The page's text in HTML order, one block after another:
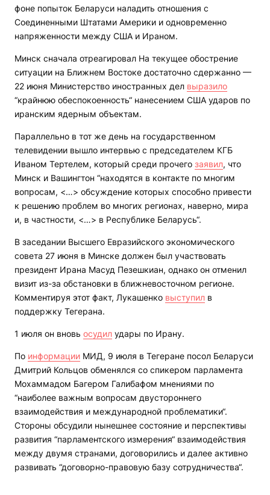
фоне попыток Беларуси наладить отношения с
Соединенными Штатами Америки и одновременно
напряженности между США и Ираном.
Минск сначала отреагировал На текущее обострение
ситуации на Ближнем Востоке достаточно сдержанно —
22 июня Министерство иностранных дел выразило
“крайнюю обеспокоенность“ нанесением США ударов по
иранским ядерным объектам.
Параллельно в тот же день на государственном
телевидении вышло интервью с председателем КГБ
Иваном Тертелем, который среди прочего заявил, что
Минск и Вашингтон “находятся в контакте по многим
вопросам, <…> обсуждение которых способно привести
к решению проблем во многих регионах, наверно, мира
и, в частности, <…> в Республике Беларусь“.
В заседании Высшего Евразийского экономического
совета 27 июня в Минске должен был участвовать
президент Ирана Масуд Пезешкиан, однако он отменил
визит из-за обстановки в ближневосточном регионе.
Комментируя этот факт, Лукашенко выступил в
поддержку Тегерана.
1 июля он вновь осудил удары по Ирану.
По информации МИД, 9 июля в Тегеране посол Беларуси
Дмитрий Кольцов обменялся со спикером парламента
Мохаммадом Багером Галибафом мнениями по
“наиболее важным вопросам двустороннего
взаимодействия и международной проблематики“.
Стороны обсудили нынешнее состояние и перспективы
развития “парламентского измерения“ взаимодействия
между двумя странами, договорились и далее активно
развивать “договорно-правовую базу сотрудничества“.